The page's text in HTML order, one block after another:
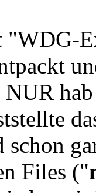
"WDG-
schon
Files ("